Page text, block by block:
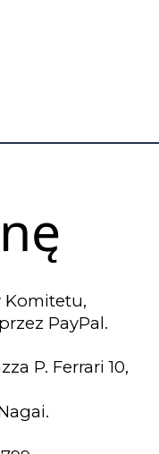
Komitetu,
PayPal.
P. Ferrari 10,